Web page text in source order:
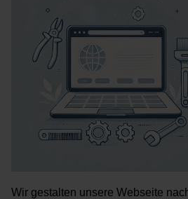
Wir gestalten unsere Webseite